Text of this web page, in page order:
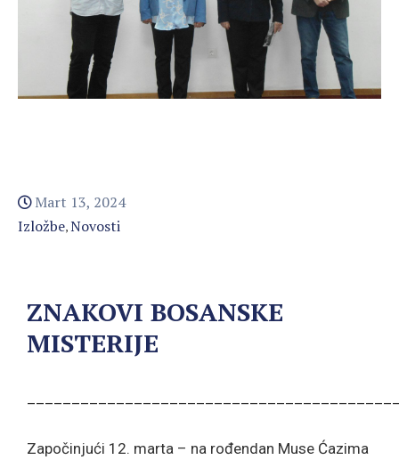
Mart 13, 2024
Izložbe‚Novosti
ZNAKOVI BOSANSKE
MISTERIJE
Započinjući 12. marta – na rođendan Muse Ćazima